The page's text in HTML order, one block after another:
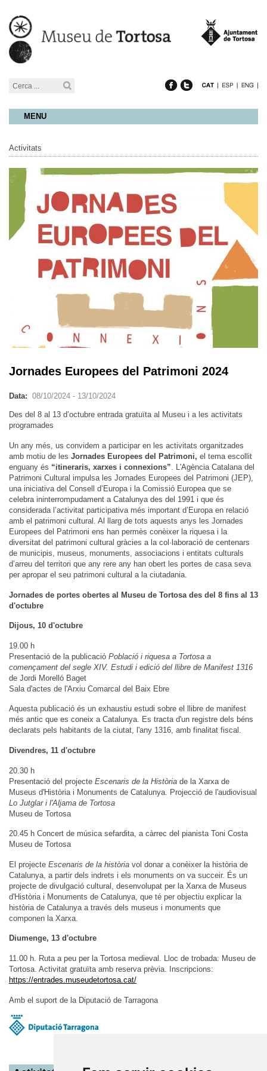
MENU
Activitats
Jornades Europees del Patrimoni 2024
Data: 08/10/2024 - 13/10/2024
Des del 8 al 13 d’octubre entrada gratuïta al Museu i a les activitats
programades
Un any més, us convidem a participar en les activitats organitzades
amb motiu de les Jornades Europees del Patrimoni, el tema escollit
enguany és “itineraris, xarxes i connexions” . L'Agència Catalana del
Patrimoni Cultural impulsa les Jornades Europees del Patrimoni (JEP),
una iniciativa del Consell d’Europa i la Comissió Europea que se
celebra ininterrompudament a Catalunya des del 1991 i que és
considerada l’activitat participativa més important d’Europa en relació
amb el patrimoni cultural. Al llarg de tots aquests anys les Jornades
Europees del Patrimoni ens han permès conèixer la riquesa i la
diversitat del patrimoni cultural gràcies a la col·laboració de centenars
de municipis, museus, monuments, associacions i entitats culturals
d’arreu del territori que any rere any han obert les portes de casa seva
per apropar el seu patrimoni cultural a la ciutadania.
Jornades de portes obertes al Museu de Tortosa des del 8 fins al 13
d'octubre
Dijous, 10 d'octubre
19.00 h
Presentació de la publicació Població i riquesa a Tortosa a
començament del segle XIV. Estudi i edició del llibre de Manifest 1316
de Jordi Morelló Baget
Sala d'actes de l'Arxiu Comarcal del Baix Ebre
Aquesta publicació és un exhaustiu estudi sobre el llibre de manifest
més antic que es coneix a Catalunya. Es tracta d'un registre dels béns
declarats pels habitants de la ciutat, l'any 1316, amb finalitat fiscal.
Divendres, 11 d'octubre
20.30 h
Presentació del projecte Escenaris de la Història de la Xarxa de
Museus d'Història i Monuments de Catalunya. Projecció de l'audiovisual
Lo Jutglar i l'Aljama de Tortosa
Museu de Tortosa
20.45 h Concert de música sefardita, a càrrec del pianista Toni Costa
Museu de Tortosa
El projecte Escenaris de la història vol donar a conèixer la història de
Catalunya, a partir dels indrets i els monuments on va succeir. És un
projecte de divulgació cultural, desenvolupat per la Xarxa de Museus
d'Història i Monuments de Catalunya, que té per objectiu explicar la
història de Catalunya a través dels museus i monuments que
componen la Xarxa.
Diumenge, 13 d'octubre
11.00 h. Ruta a peu per la Tortosa medieval. Lloc de trobada: Museu de
Tortosa. Activitat gratuïta amb reserva prèvia. Inscripcions:
https://entrades.museudetortosa.cat/
Amb el suport de la Diputació de Tarragona